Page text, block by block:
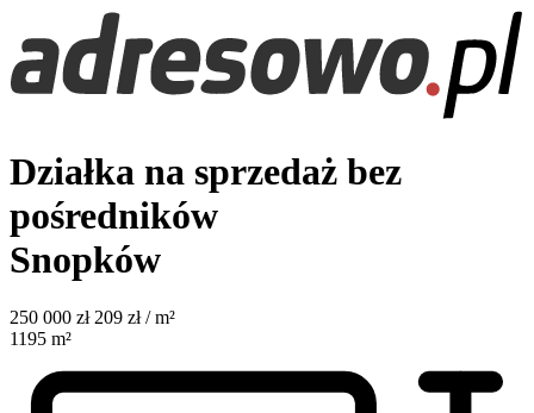
Działka na sprzedaż bez
pośredników
Snopków
250 000 zł 209 zł / m²
1195 m²